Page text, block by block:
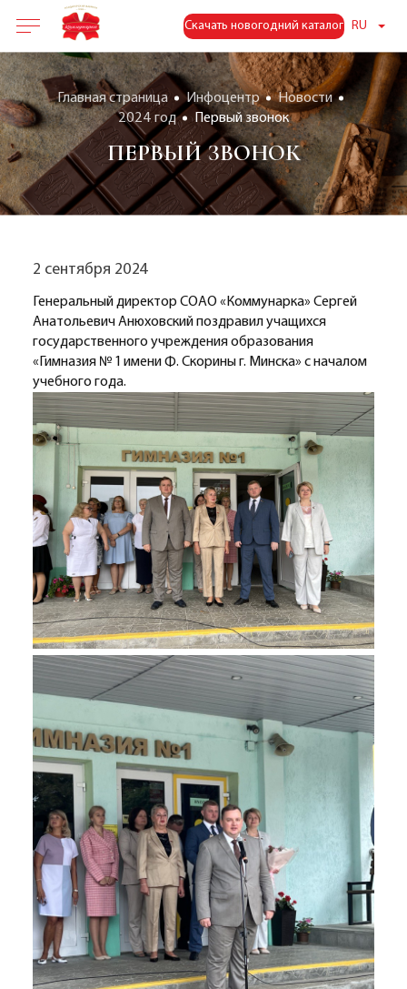
Скачать новогодний каталог RU
Главная страница Инфоцентр
Новости
2024 год
Первый звонок
ПЕРВЫЙ ЗВОНОК
2 сентября 2024
Генеральный директор СОАО «Коммунарка» Сергей
Анатольевич Анюховский поздравил учащихся
государственного учреждения образования
«Гимназия № 1 имени Ф. Скорины г. Минска» с началом
учебного года.